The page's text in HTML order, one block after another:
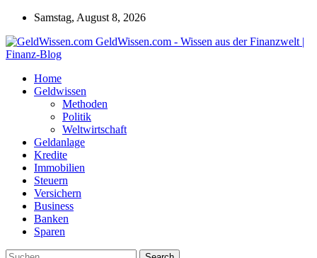
Samstag, August 8, 2026
GeldWissen.com - Wissen aus der Finanzwelt |
Finanz-Blog
Home
Geldwissen
Methoden
Politik
Weltwirtschaft
Geldanlage
Kredite
Immobilien
Steuern
Versichern
Business
Banken
Sparen